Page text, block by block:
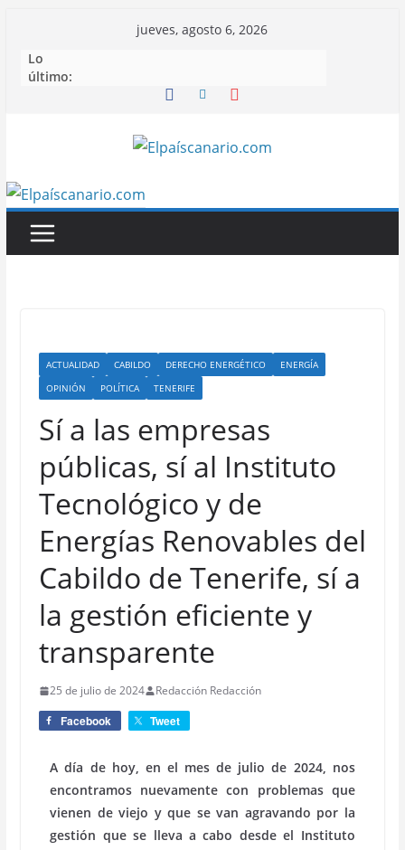
contenido
jueves, agosto 6, 2026
Lo
último:
ACTUALIDAD CABILDO DERECHO ENERGÉTICO
ENERGÍA
OPINIÓN
POLÍTICA TENERIFE
Sí a las empresas
públicas, sí al Instituto
Tecnológico y de
Energías Renovables del
Cabildo de Tenerife, sí a
la gestión eficiente y
transparente
25 de julio de 2024 Redacción Redacción
Facebook Tweet
A día de hoy, en el mes de julio de 2024, nos
encontramos nuevamente con problemas que
vienen de viejo y que se van agravando por la
gestión que se lleva a cabo desde el Instituto